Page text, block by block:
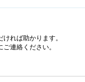
れば助かります。
連絡ください。